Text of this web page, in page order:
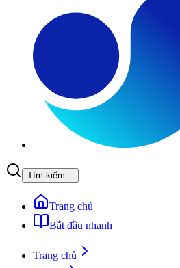
Tìm kiếm...
Trang chủ
Bắt đầu nhanh
Trang chủ